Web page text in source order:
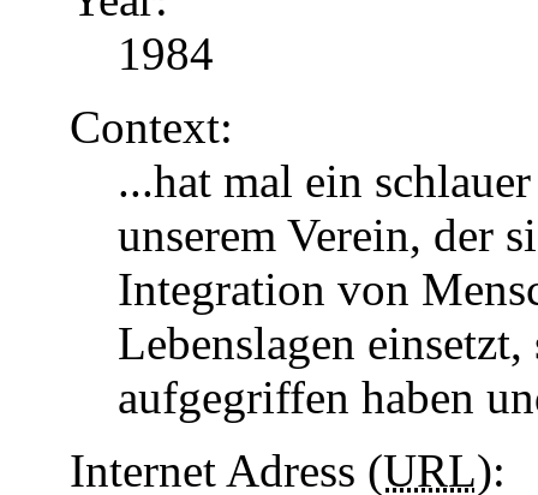
1984
Context:
...hat mal ein
unserem Verein, der
Integration von
Lebenslagen
aufgegriffen haben
Internet Adress (URL):